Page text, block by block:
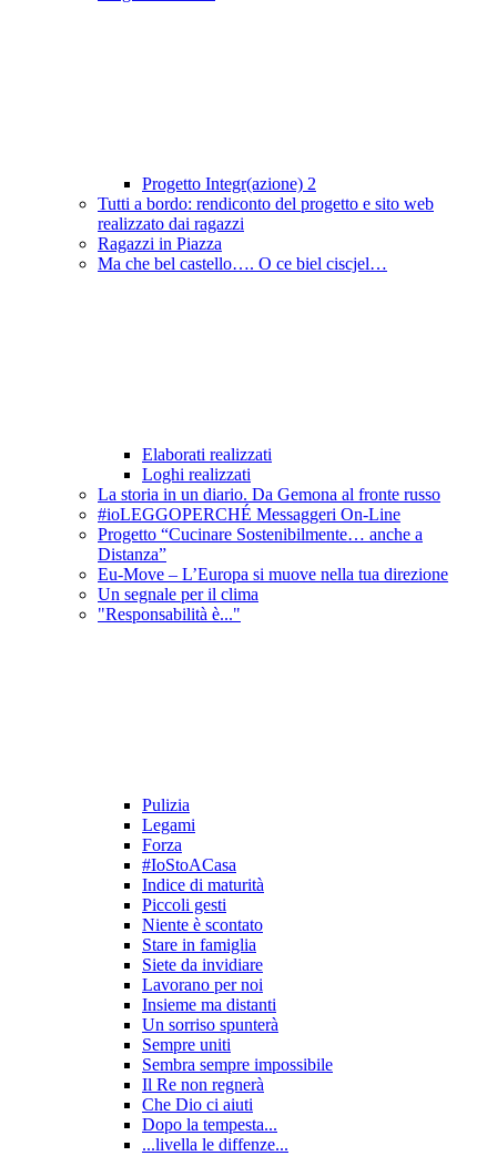
Progetto Integr(azione) 2
Tutti a bordo: rendiconto del progetto e sito web
realizzato dai ragazzi
Ragazzi in Piazza
Ma che bel castello…. O ce biel ciscjel…
Elaborati realizzati
Loghi realizzati
La storia in un diario. Da Gemona al fronte russo
#ioLEGGOPERCHÉ Messaggeri On-Line
Progetto “Cucinare Sostenibilmente… anche a
Distanza”
Eu-Move – L’Europa si muove nella tua direzione
Un segnale per il clima
"Responsabilità è..."
Pulizia
Legami
Forza
#IoStoACasa
Indice di maturità
Piccoli gesti
Niente è scontato
Stare in famiglia
Siete da invidiare
Lavorano per noi
Insieme ma distanti
Un sorriso spunterà
Sempre uniti
Sembra sempre impossibile
Il Re non regnerà
Che Dio ci aiuti
Dopo la tempesta...
...livella le diffenze...